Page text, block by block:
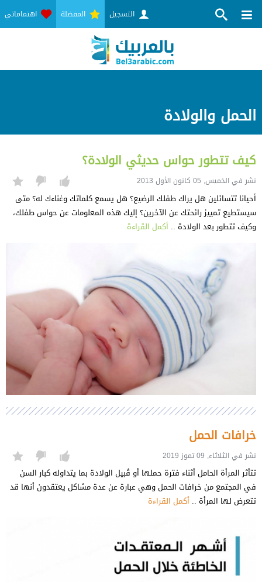
اهتماماتي المفضلة التسجيل
الحمل والولادة
كيف تتطور حواس حديثي الولادة؟
نشر في الخميس, 05 كانون الأول 2013
أحيانا تتسائلين هل يراك طفلك الرضيع؟ هل يسمع كلماتك وغناءك له؟ متى
سيستطيع تمييز رائحتك عن الآخرين؟ إليك هذه المعلومات عن حواس طفلك،
وكيف تتطور بعد الولادة .. أكمل القراءة
خرافات الحمل
نشر في الثلاثاء, 09 تموز 2019
تتأثر المرأة الحامل أثناء فترة حملها أو قُبيل الولادة بما يتداوله كبار السن
في المجتمع من خرافات الحمل وهي عبارة عن عدة مشاكل يعتقدون أنها قد
تتعرض لها المرأة .. أكمل القراءة